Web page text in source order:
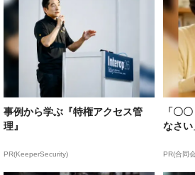
事例から学ぶ『特権アクセス管
理』
PR(KeeperSecurity)
「〇
なさ
PR(合同